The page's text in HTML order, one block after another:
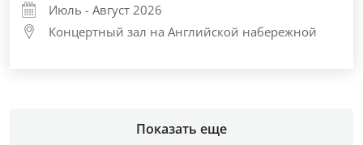
Июль - Август 2026
Концертный зал на Английской набережной
Показать еще